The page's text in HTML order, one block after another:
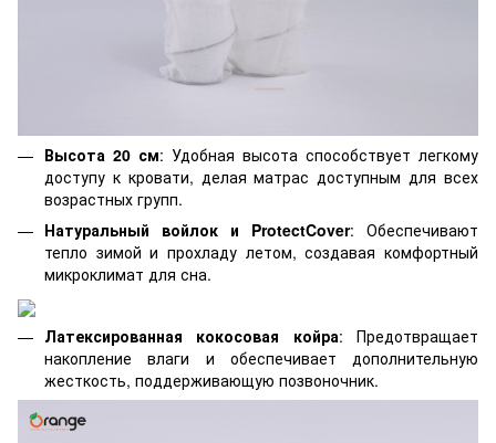
Высота 20 см: Удобная высота способствует легкому
доступу к кровати, делая матрас доступным для всех
возрастных групп.
Натуральный войлок и ProtectCover: Обеспечивают
тепло зимой и прохладу летом, создавая комфортный
микроклимат для сна.
Латексированная кокосовая койра: Предотвращает
накопление влаги и обеспечивает дополнительную
жесткость, поддерживающую позвоночник.